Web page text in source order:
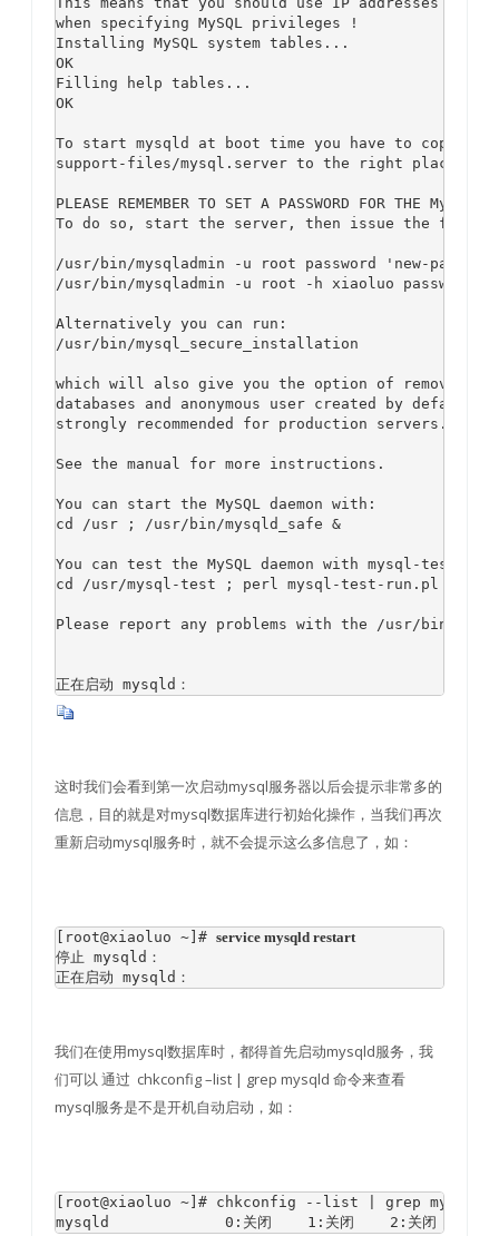
when specifying MySQL privileges !
Installing MySQL system tables...
OK
Filling help tables...
OK
To start mysqld at boot time you have to copy
support-files/mysql.server to the right place for
PLEASE REMEMBER TO SET A PASSWORD FOR THE
To do so, start the server, then issue the
/usr/bin/mysqladmin -u root password 'new-
/usr/bin/mysqladmin -u root -h xiaoluo password
Alternatively you can run:
/usr/bin/mysql_secure_installation
which will also give you the option of removing
databases and anonymous user created by
strongly recommended for production servers.
See the manual for more instructions.
You can start the MySQL daemon with:
cd /usr ; /usr/bin/mysqld_safe &
You can test the MySQL daemon with mysql-test-
cd /usr/mysql-test ; perl mysql-test-run.pl
Please report any problems with the /usr/bin/
正在启动 mysqld：
这时我们会看到第一次启动mysql服务器以后会提示非常多的
信息，目的就是对mysql数据库进行初始化操作，当我们再次
重新启动mysql服务时，就不会提示这么多信息了，如：
[root@xiaoluo ~]# service mysqld restart
停止 mysqld：
正在启动 mysqld：
我们在使用mysql数据库时，都得首先启动mysqld服务，我
们可以 通过 chkconfig –list | grep mysqld 命令来查看
mysql服务是不是开机自动启动，如：
[root@xiaoluo ~]# chkconfig --list | grep mysqld
mysqld             0:关闭    1:关闭    2:关闭    3: